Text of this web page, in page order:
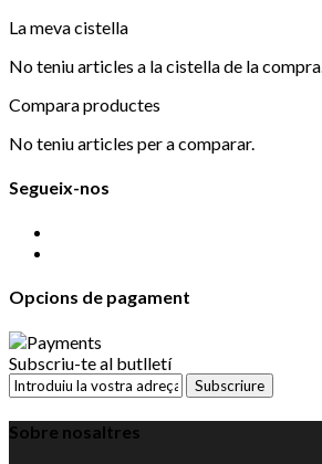
La meva cistella
No teniu articles a la cistella de la compra.
Compara productes
No teniu articles per a comparar.
Segueix-nos
Opcions de pagament
Subscriu-te al butlletí
Subscriure
Sobre nosaltres